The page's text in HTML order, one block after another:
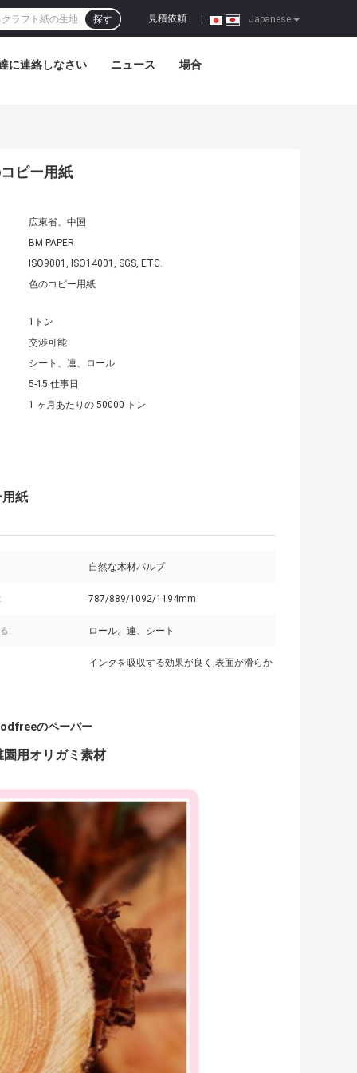
Japanese
見積依頼
探す
に連絡しなさい ニュース 場合
ピー用紙
広東省、中国
BM PAPER
ISO9001, ISO14001, SGS, ETC.
色のコピー用紙
1トン
交渉可能
シート、連、ロール
5-15 仕事日
1 ヶ月あたりの 50000 トン
紙
自然な木材パルプ
787/889/1092/1194mm
: ロール。連、シート
インクを吸収する効果が良く,表面が滑らか
のペーパー
用オリガミ素材